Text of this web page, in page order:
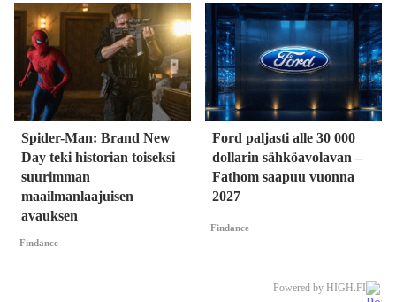
Spider-Man: Brand New
Day teki historian toiseksi
suurimman
maailmanlaajuisen
avauksen
Findance
Ford paljasti alle 30 000
dollarin sähköavolavan –
Fathom saapuu vuonna
2027
Findance
Powered by HIGH.FI